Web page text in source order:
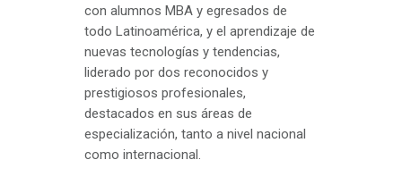
con alumnos MBA y egresados de
todo Latinoamérica, y el aprendizaje de
nuevas tecnologías y tendencias,
liderado por dos reconocidos y
prestigiosos profesionales,
destacados en sus áreas de
especialización, tanto a nivel nacional
como internacional.